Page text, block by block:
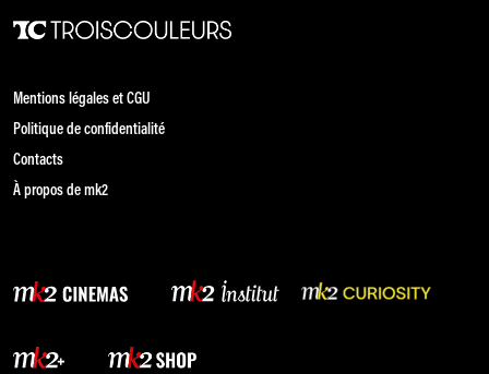
Mentions légales et CGU
Politique de confidentialité
Contacts
À propos de mk2